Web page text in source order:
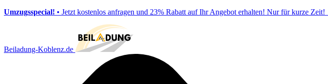
Umzugsspecial! • Jetzt kostenlos anfragen und 23% Rabatt auf Ihr Angebot erhalten! Nur für kurze Zeit!
Beiladung-Koblenz.de